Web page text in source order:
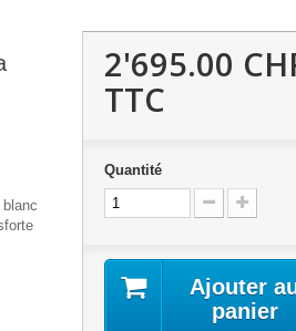
2'695.00
TTC
Quantité
Ajouter
panier